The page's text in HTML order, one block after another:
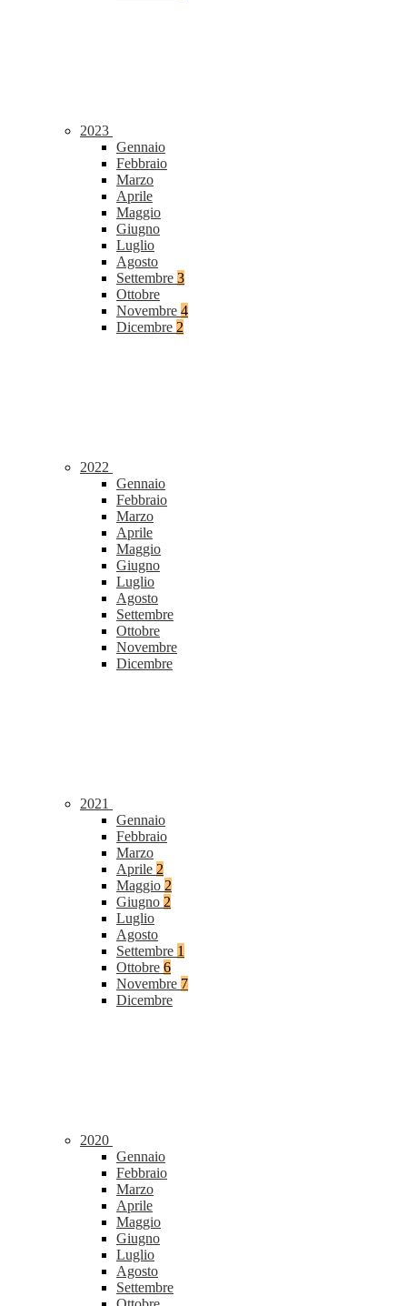
2023
Gennaio
Febbraio
Marzo
Aprile
Maggio
Giugno
Luglio
Agosto
Settembre 3
Ottobre
Novembre 4
Dicembre 2
2022
Gennaio
Febbraio
Marzo
Aprile
Maggio
Giugno
Luglio
Agosto
Settembre
Ottobre
Novembre
Dicembre
2021
Gennaio
Febbraio
Marzo
Aprile 2
Maggio 2
Giugno 2
Luglio
Agosto
Settembre 1
Ottobre 6
Novembre 7
Dicembre
2020
Gennaio
Febbraio
Marzo
Aprile
Maggio
Giugno
Luglio
Agosto
Settembre